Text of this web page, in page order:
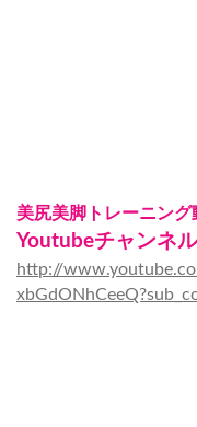
美尻美脚トレーニン
Youtubeチャンネ
http://